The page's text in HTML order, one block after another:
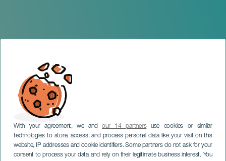
With your agreement, we andour 14 partnersuse cookies or similar
technologies to store, access, and process personal data like your visit on this
website, IP addresses and cookie identifiers. Some partners do not ask for your
consent to process your data and rely on their legitimate business interest. You